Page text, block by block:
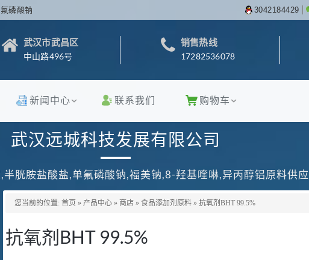
磷酸钠 3042184429
武汉市武昌区
中山路496号
销售热线
17282536078
新闻中心 联系我们 购物车
武汉远城科技发展有限公司
半胱胺盐酸盐,单氟磷酸钠,福美钠,8-羟基喹啉,异丙醇铝原料供
您当前的位置: 首页 » 产品中心 » 商店 » 食品添加剂原料 » 抗氧剂BHT 99.5%
抗氧剂BHT 99.5%